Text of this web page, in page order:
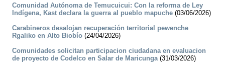
Comunidad Autónoma de Temucuicui: Con la reforma de Ley
Indígena, Kast declara la guerra al pueblo mapuche (03/06/2026)
Carabineros desalojan recuperación territorial pewenche
Rgaliko en Alto Biobío (24/04/2026)
Comunidades solicitan participacion ciudadana en evaluacion
de proyecto de Codelco en Salar de Maricunga(31/03/2026)